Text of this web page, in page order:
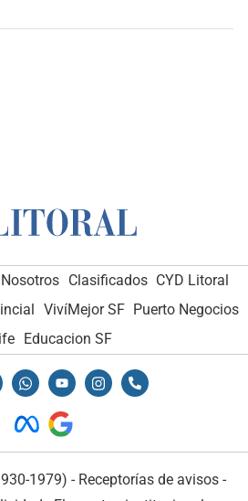
Clasificados CYD Litoral
VivíMejor SF Puerto Negocios
Educacion SF
1979) - Receptorías de avisos -